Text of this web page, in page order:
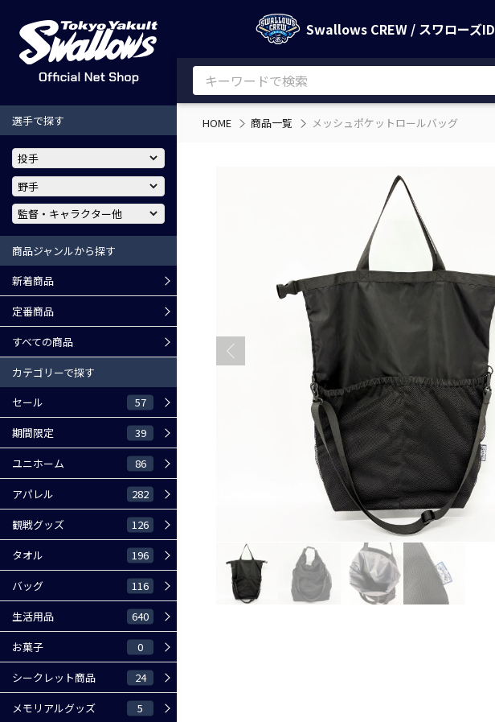
Swallows CREW / スワローズID
選手で探す
商品ジャンルから探す
新着商品
定番商品
すべての商品
カテゴリーで探す
セール
57
期間限定 39
ユニホーム 86
アパレル 282
観戦グッズ 126
タオル 196
バッグ 116
生活用品 640
お菓子 0
シークレット商品 24
メモリアルグッズ 5
HOME 商品一覧 メッシュポケットロールバッグ